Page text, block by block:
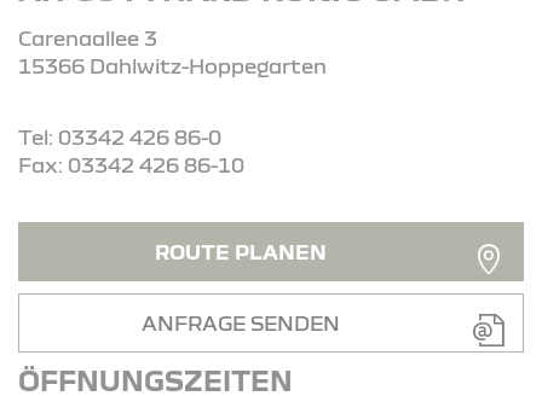
Carenaallee 3
15366 Dahlwitz-Hoppegarten
Tel: 03342 426 86-0
Fax: 03342 426 86-10
ROUTE PLANEN
ANFRAGE SENDEN
ÖFFNUNGSZEITEN